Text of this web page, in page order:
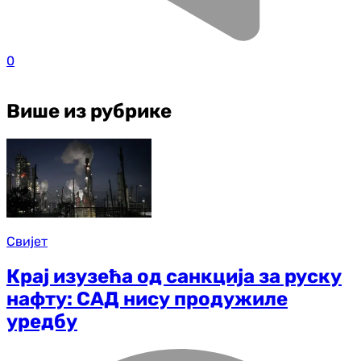
0
Више из рубрике
Свијет
Крај изузећа од санкција за руску
нафту: САД нису продужиле
уредбу